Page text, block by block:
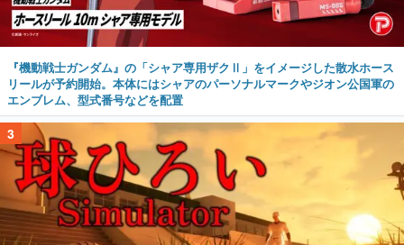
『機動戦士ガンダム』の「シャア専用ザクⅡ」をイメージした散水ホース
リールが予約開始。本体にはシャアのパーソナルマークやジオン公国軍の
エンブレム、型式番号などを配置
3